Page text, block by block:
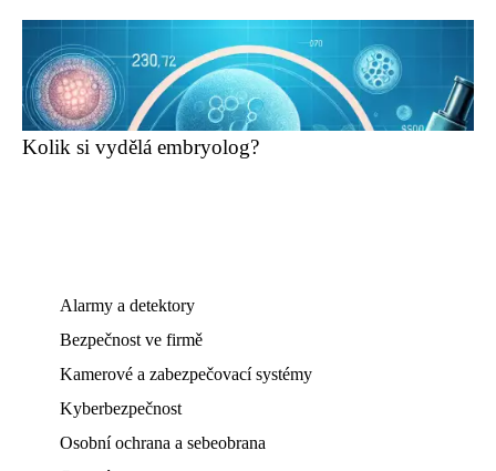
Kolik si vydělá embryolog?
Alarmy a detektory
Bezpečnost ve firmě
Kamerové a zabezpečovací systémy
Kyberbezpečnost
Osobní ochrana a sebeobrana